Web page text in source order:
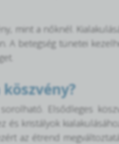
mint a nőknél.
A betegség tünetei
Elsődleges
és kristályok
az étrend